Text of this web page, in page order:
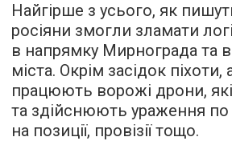
Найгірше з усього, як
росіяни змогли зламати
в напрямку Мирнограда та
міста. Окрім засідок піхоти,
працюють ворожі дрони,
та здійснюють ураження
на позиції, провізії тощо.